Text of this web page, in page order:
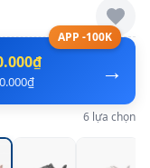
APP -100K
→
6 lựa chọn